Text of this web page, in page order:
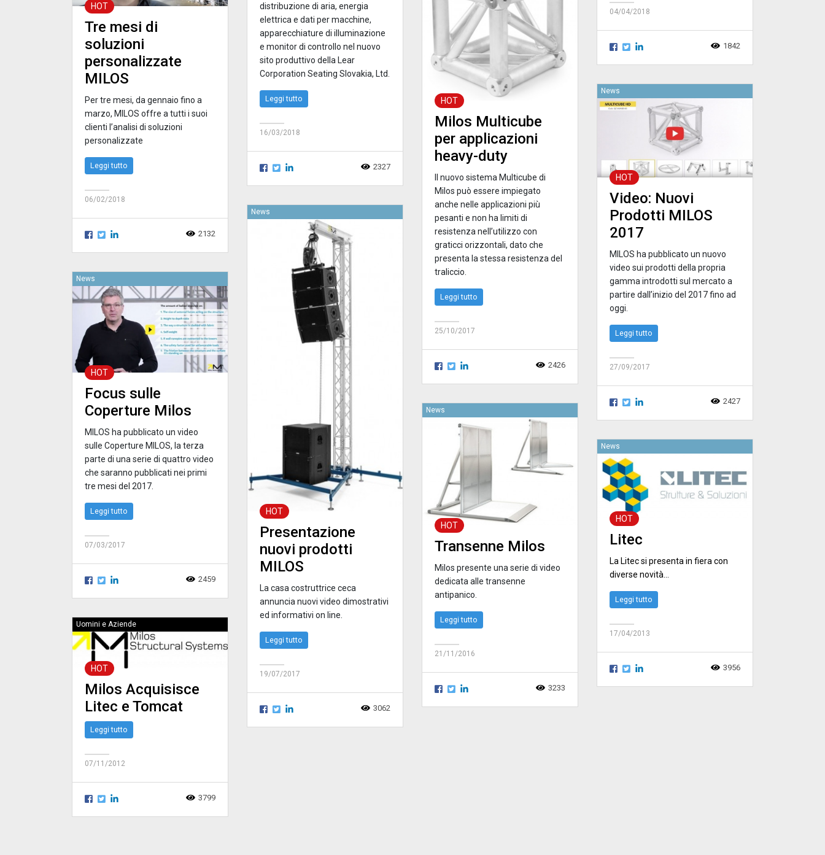
04/04/2018
1842
distribuzione di aria, energia
elettrica e dati per macchine,
apparecchiature di illuminazione
e monitor di controllo nel nuovo
sito produttivo della Lear
Corporation Seating Slovakia, Ltd.
Leggi tutto
16/03/2018
2327
HOT
Tre mesi di
soluzioni
personalizzate
MILOS
Per tre mesi, da gennaio fino a
marzo, MILOS offre a tutti i suoi
clienti l’analisi di soluzioni
personalizzate
Leggi tutto
06/02/2018
2132
HOT
Milos Multicube
per applicazioni
heavy-duty
Il nuovo sistema Multicube di
Milos può essere impiegato
anche nelle applicazioni più
pesanti e non ha limiti di
resistenza nell’utilizzo con
graticci orizzontali, dato che
presenta la stessa resistenza del
traliccio.
Leggi tutto
25/10/2017
2426
News
HOT
Video: Nuovi
Prodotti MILOS
2017
MILOS ha pubblicato un nuovo
video sui prodotti della propria
gamma introdotti sul mercato a
partire dall’inizio del 2017 fino ad
oggi.
Leggi tutto
27/09/2017
2427
News
HOT
Presentazione
nuovi prodotti
MILOS
La casa costruttrice ceca
annuncia nuovi video dimostrativi
ed informativi on line.
Leggi tutto
19/07/2017
3062
News
HOT
Focus sulle
Coperture Milos
MILOS ha pubblicato un video
sulle Coperture MILOS, la terza
parte di una serie di quattro video
che saranno pubblicati nei primi
tre mesi del 2017.
Leggi tutto
07/03/2017
2459
News
HOT
Transenne Milos
Milos presente una serie di video
dedicata alle transenne
antipanico.
Leggi tutto
21/11/2016
3233
News
HOT
Litec
La Litec si presenta in fiera con
diverse novità...
Leggi tutto
17/04/2013
3956
Uomini e Aziende
HOT
Milos Acquisisce
Litec e Tomcat
Leggi tutto
07/11/2012
3799